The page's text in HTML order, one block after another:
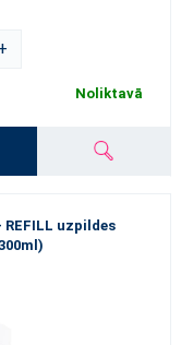
Noliktavā
uzpildes